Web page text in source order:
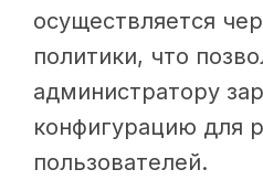
осуществляется
политики, что
администратору
конфигурацию для
пользователей.